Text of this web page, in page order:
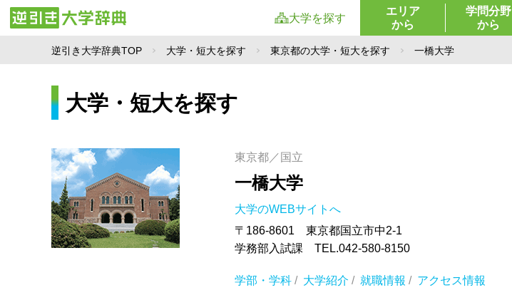
大学を探す
エリア
から
学問分野
から
逆引き大学辞典TOP 大学・短大を探す 東京都の大学・短大を探す 一橋大学
大学・短大を探す
東京都／国立
一橋大学
大学のWEBサイトへ
〒186-8601 東京都国立市中2-1
学務部入試課 TEL.042-580-8150
学部・学科/ 大学紹介 / 就職情報 / アクセス情報